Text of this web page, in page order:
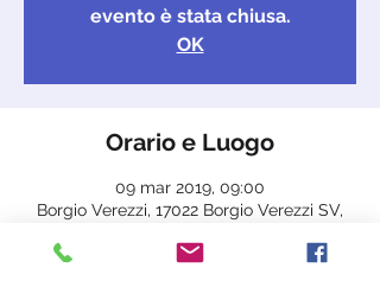
evento è stata chiusa.
OK
Orario e Luogo
09 mar 2019, 09:00
Borgio Verezzi, 17022 Borgio Verezzi SV,